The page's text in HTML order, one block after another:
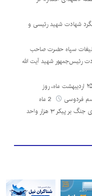
شهادت شهید رئیسی و
سپاه حضرت صاحب
رئیس‌جمهور شهید آیت الله
پیام آیت الله سیّدمجتبی خامنه‌ای به مناسبت ۲۵ اردیبهشت ماه، روز
فردوسی
از سنگر دفاع تا میدان سازندگی؛ ترمیم زخم‌های جنگ بر پیکر ۳ هزار واحد